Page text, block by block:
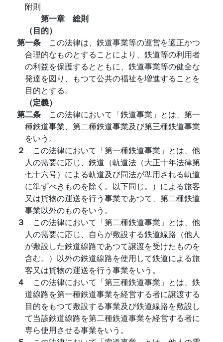
附則
第一章 総則
（目的）
第一条 この法律は、鉄道事業等の運営を適正かつ
合理的なものとすることにより、鉄道等の利用者
の利益を保護するとともに、鉄道事業等の健全な
発達を図り、もつて公共の福祉を増進することを
目的とする。
（定義）
第二条 この法律において「鉄道事業」とは、第一
種鉄道事業、第二種鉄道事業及び第三種鉄道事業
をいう。
２ この法律において「第一種鉄道事業」とは、他
人の需要に応じ、鉄道（軌道法（大正十年法律第
七十六号）による軌道及び同法が準用される軌道
に準ずべきものを除く。以下同じ。）による旅客
又は貨物の運送を行う事業であつて、第二種鉄道
事業以外のものをいう。
３ この法律において「第二種鉄道事業」とは、他
人の需要に応じ、自らが敷設する鉄道線路（他人
が敷設した鉄道線路であつて譲渡を受けたものを
含む。）以外の鉄道線路を使用して鉄道による旅
客又は貨物の運送を行う事業をいう。
４ この法律において「第三種鉄道事業」とは、鉄
道線路を第一種鉄道事業を経営する者に譲渡する
目的をもつて敷設する事業及び鉄道線路を敷設し
て当該鉄道線路を第二種鉄道事業を経営する者に
専ら使用させる事業をいう。